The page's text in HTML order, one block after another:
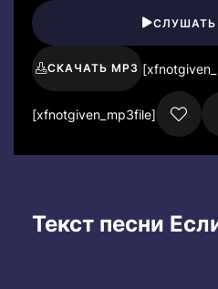
СКАЧАТЬ MP3
[xfnotgiven_mp3file]
Текст песни